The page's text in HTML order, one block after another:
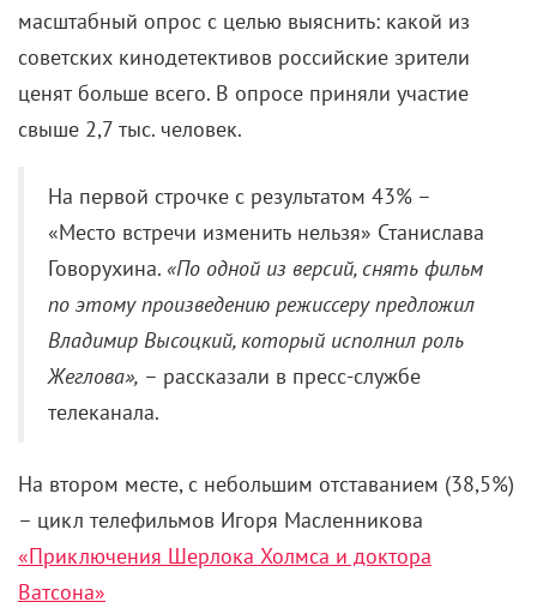
масштабный опрос с целью выяснить: какой из
советских кинодетективов российские зрители
ценят больше всего. В опросе приняли участие
свыше 2,7 тыс. человек.
На первой строчке с результатом 43% –
«Место встречи изменить нельзя» Станислава
Говорухина. «По одной из версий, снять фильм
по этому произведению режиссеру предложил
Владимир Высоцкий, который исполнил роль
Жеглова», – рассказали в пресс-службе
телеканала.
На втором месте, с небольшим отставанием (38,5%)
– цикл телефильмов Игоря Масленникова
«Приключения Шерлока Холмса и доктора
Ватсона»